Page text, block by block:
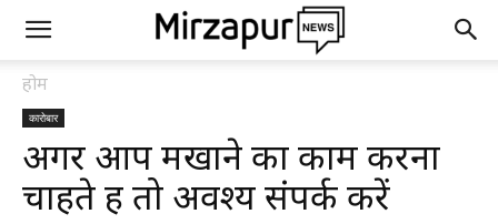
होम
कारोबार
अगर आप मखाने का काम करना
चाहते हैं तो अवश्य संपर्क करें